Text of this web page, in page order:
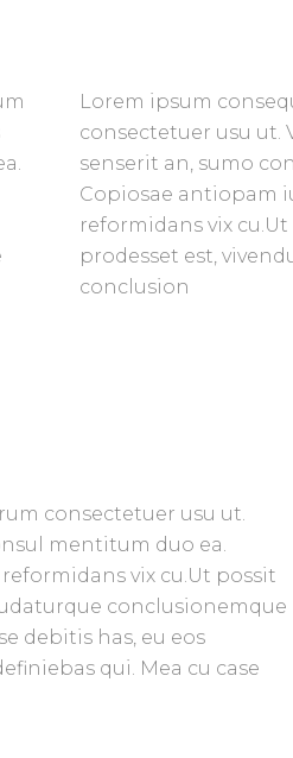
Lorem ipsum
consectetuer usu ut.
senserit an, sumo
Copiosae antiopam
reformidans vix
prodesset est,
conclusion
consectetuer usu ut.
mentitum duo ea.
vix cu.Ut possit
conclusionemque
debitis has, eu eos
qui. Mea cu case